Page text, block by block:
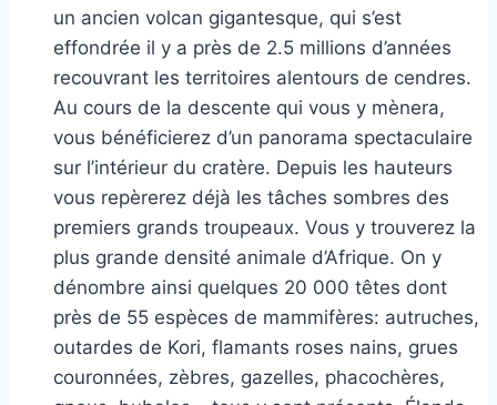
un ancien volcan gigantesque, qui s’est
effondrée il y a près de 2.5 millions d’années
recouvrant les territoires alentours de cendres.
Au cours de la descente qui vous y mènera,
vous bénéficierez d’un panorama spectaculaire
sur l’intérieur du cratère. Depuis les hauteurs
vous repèrerez déjà les tâches sombres des
premiers grands troupeaux. Vous y trouverez la
plus grande densité animale d’Afrique. On y
dénombre ainsi quelques 20 000 têtes dont
près de 55 espèces de mammifères: autruches,
outardes de Kori, flamants roses nains, grues
couronnées, zèbres, gazelles, phacochères,